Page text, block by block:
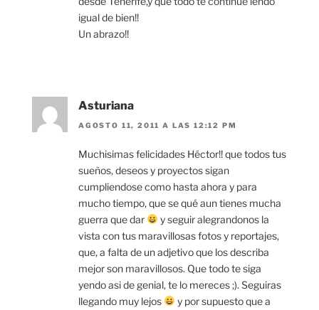
igual de bien!!
Un abrazo!!
Asturiana
AGOSTO 11, 2011 A LAS 12:12 PM
Muchisimas felicidades Héctor!! que todos tus
sueños, deseos y proyectos sigan
cumpliendose como hasta ahora y para
mucho tiempo, que se qué aun tienes mucha
guerra que dar
y seguir alegrandonos la
vista con tus maravillosas fotos y reportajes,
que, a falta de un adjetivo que los describa
mejor son maravillosos. Que todo te siga
yendo asi de genial, te lo mereces ;). Seguiras
llegando muy lejos
y por supuesto que a